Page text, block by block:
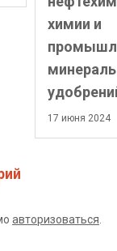
химии и
17 июня 2024
авторизоваться